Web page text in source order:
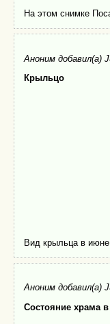
На этом снимке
Аноним добавил(а)
Крыльцо
Вид крыльца в июне
Аноним добавил(а)
Состояние храма